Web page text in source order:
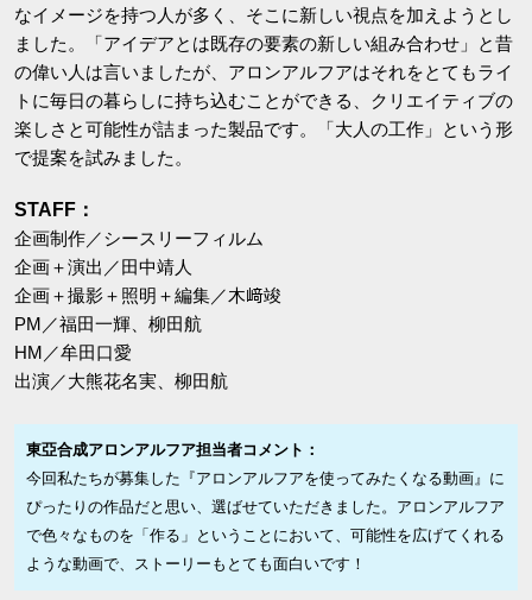
なイメージを持つ人が多く、そこに新しい視点を加えようとし
ました。「アイデアとは既存の要素の新しい組み合わせ」と昔
の偉い人は言いましたが、アロンアルフアはそれをとてもライ
トに毎日の暮らしに持ち込むことができる、クリエイティブの
楽しさと可能性が詰まった製品です。「大人の工作」という形
で提案を試みました。
STAFF：
企画制作／シースリーフィルム
企画＋演出／田中靖人
企画＋撮影＋照明＋編集／木﨑竣
PM／福田一輝、柳田航
HM／牟田口愛
出演／大熊花名実、柳田航
東亞合成アロンアルフア担当者コメント：
今回私たちが募集した『アロンアルフアを使ってみたくなる動画』に
ぴったりの作品だと思い、選ばせていただきました。アロンアルフア
で色々なものを「作る」ということにおいて、可能性を広げてくれる
ような動画で、ストーリーもとても面白いです！